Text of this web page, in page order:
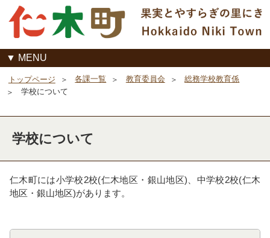
MENU
トップページ 各課一覧 教育委員会
総務学校教育係
学校について
学校について
仁木町には小学校2校(仁木地区・銀山地区)、中学校2校(仁木
地区・銀山地区)があります。